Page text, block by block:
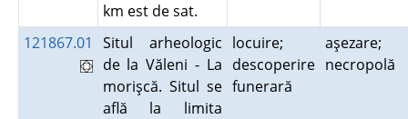
km est de sat.
121867.01
Situl arheologic
de la Văleni - La
morişcă. Situl se
află la limita
locuire;
descoperire
funerară
aşezare;
necropolă